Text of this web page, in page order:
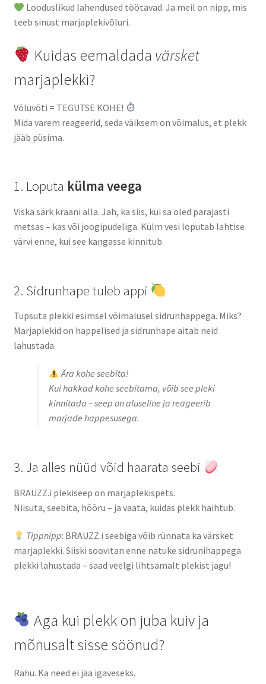
Looduslikud lahendused töötavad. Ja meil on nipp, mis
teeb sinust marjaplekivõluri.
Kuidas eemaldada värsket
marjaplekki?
Võluvõti = TEGUTSE KOHE!
Mida varem reageerid, seda väiksem on võimalus, et plekk
jääb püsima.
1. Loputa külma veega
Viska särk kraani alla. Jah, ka siis, kui sa oled parajasti
metsas – kas või joogipudeliga. Külm vesi loputab lahtise
värvi enne, kui see kangasse kinnitub.
2. Sidrunhape tuleb appi
Tupsuta plekki esimsel võimalusel sidrunhappega. Miks?
Marjaplekid on happelised ja sidrunhape aitab neid
lahustada.
Ära kohe seebita!
Kui hakkad kohe seebitama, võib see pleki
kinnitada – seep on aluseline ja reageerib
marjade happesusega.
3. Ja alles nüüd võid haarata seebi
BRAUZZ.i plekiseep on marjaplekispets.
Niisuta, seebita, hõõru – ja vaata, kuidas plekk haihtub.
Tippnipp: BRAUZZ.i seebiga võib rünnata ka värsket
marjaplekki. Siiski soovitan enne natuke sidrunihappega
plekki lahustada – saad veelgi lihtsamalt plekist jagu!
Aga kui plekk on juba kuiv ja
mõnusalt sisse söönud?
Rahu. Ka need ei jää igaveseks.